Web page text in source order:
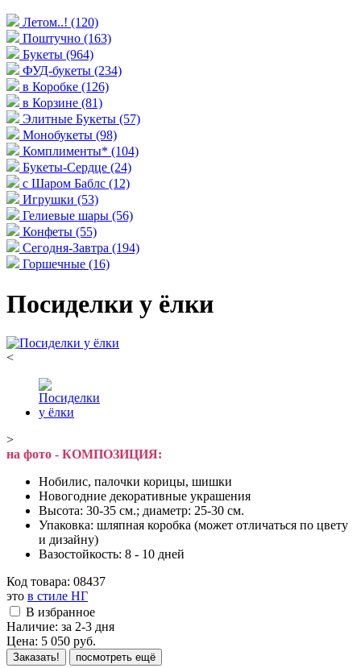
Летом..! (120)
Поштучно (163)
Букеты (964)
ФУД-букеты (234)
в Коробке (126)
в Корзине (81)
Элитные Букеты (57)
Монобукеты (98)
Комплименты* (104)
Букеты-Сердце (24)
с Шаром Баблс (12)
Игрушки (53)
Гелиевые шары (56)
Конфеты (55)
Сегодня-Завтра (194)
Горшечные (16)
Посиделки у ёлки
<
>
на фото - КОМПОЗИЦИЯ:
Нобилис, палочки корицы, шишки
Новогодние декоративные украшения
Высота: 30-35 см.; диаметр: 25-30 см.
Упаковка: шляпная коробка (может отличаться по цвету
и дизайну)
Вазостойкость: 8 - 10 дней
Код товара: 08437
это в стиле НГ
В избранное
Наличие: за 2-3 дня
Цена: 5 050 руб.
Заказать! посмотреть ещё